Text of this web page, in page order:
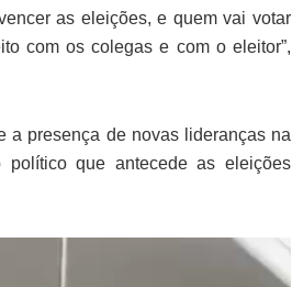
as eleições, e quem vai votar
com os colegas e com o eleitor”,
a presença de novas lideranças na
político que antecede as eleições